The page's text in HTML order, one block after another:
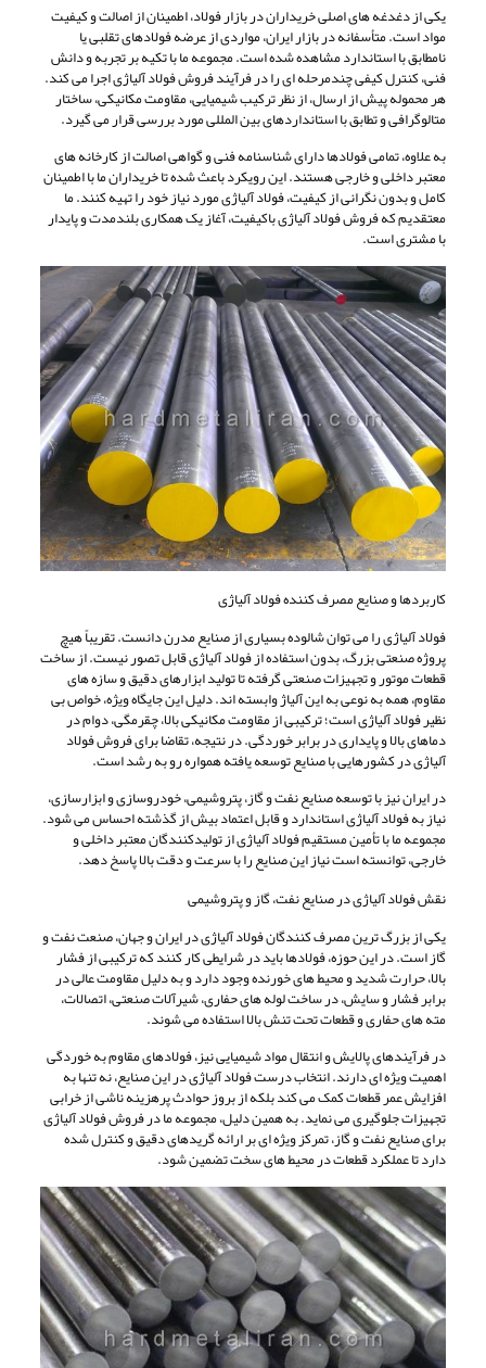
یکی از دغدغه های اصلی خریداران در بازار فولاد، اطمینان از اصالت و کیفیت
مواد است. متأسفانه در بازار ایران، مواردی از عرضه فولادهای تقلبی یا
نامطابق با استاندارد مشاهده شده است. مجموعه ما با تکیه بر تجربه و دانش
فنی، کنترل کیفی چندمرحله ای را در فرآیند فروش فولاد آلیاژی اجرا می کند.
هر محموله پیش از ارسال، از نظر ترکیب شیمیایی، مقاومت مکانیکی، ساختار
متالوگرافی و تطابق با استانداردهای بین المللی مورد بررسی قرار می گیرد.
به علاوه، تمامی فولادها دارای شناسنامه فنی و گواهی اصالت از کارخانه های
معتبر داخلی و خارجی هستند. این رویکرد باعث شده تا خریداران ما با اطمینان
کامل و بدون نگرانی از کیفیت، فولاد آلیاژی مورد نیاز خود را تهیه کنند. ما
معتقدیم که فروش فولاد آلیاژی باکیفیت، آغاز یک همکاری بلندمدت و پایدار
با مشتری است.
کاربردها و صنایع مصرف کننده فولاد آلیاژی
فولاد آلیاژی را می توان شالوده بسیاری از صنایع مدرن دانست. تقریباً هیچ
پروژه صنعتی بزرگ، بدون استفاده از فولاد آلیاژی قابل تصور نیست. از ساخت
قطعات موتور و تجهیزات صنعتی گرفته تا تولید ابزارهای دقیق و سازه های
مقاوم، همه به نوعی به این آلیاژ وابسته اند. دلیل این جایگاه ویژه، خواص بی
نظیر فولاد آلیاژی است؛ ترکیبی از مقاومت مکانیکی بالا، چقرمگی، دوام در
دماهای بالا و پایداری در برابر خوردگی. در نتیجه، تقاضا برای فروش فولاد
آلیاژی در کشورهایی با صنایع توسعه یافته همواره رو به رشد است.
در ایران نیز با توسعه صنایع نفت و گاز، پتروشیمی، خودروسازی و ابزارسازی،
نیاز به فولاد آلیاژی استاندارد و قابل اعتماد بیش از گذشته احساس می شود.
مجموعه ما با تأمین مستقیم فولاد آلیاژی از تولیدکنندگان معتبر داخلی و
خارجی، توانسته است نیاز این صنایع را با سرعت و دقت بالا پاسخ دهد.
نقش فولاد آلیاژی در صنایع نفت، گاز و پتروشیمی
یکی از بزرگ ترین مصرف کنندگان فولاد آلیاژی در ایران و جهان، صنعت نفت و
گاز است. در این حوزه، فولادها باید در شرایطی کار کنند که ترکیبی از فشار
بالا، حرارت شدید و محیط های خورنده وجود دارد و به دلیل مقاومت عالی در
برابر فشار و سایش، در ساخت لوله های حفاری، شیرآلات صنعتی، اتصالات،
مته های حفاری و قطعات تحت تنش بالا استفاده می شوند.
در فرآیندهای پالایش و انتقال مواد شیمیایی نیز، فولادهای مقاوم به خوردگی
اهمیت ویژه ای دارند. انتخاب درست فولاد آلیاژی در این صنایع، نه تنها به
افزایش عمر قطعات کمک می کند بلکه از بروز حوادث پرهزینه ناشی از خرابی
تجهیزات جلوگیری می نماید. به همین دلیل، مجموعه ما در فروش فولاد آلیاژی
برای صنایع نفت و گاز، تمرکز ویژه ای بر ارائه گریدهای دقیق و کنترل شده
دارد تا عملکرد قطعات در محیط های سخت تضمین شود.